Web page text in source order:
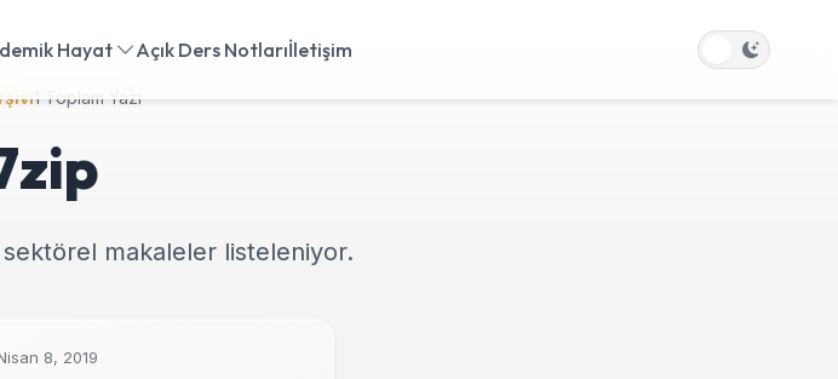
Hayat Açık Ders Notlarıİletişim
1 Toplam Yazı
makaleler listeleniyor.
8, 2019